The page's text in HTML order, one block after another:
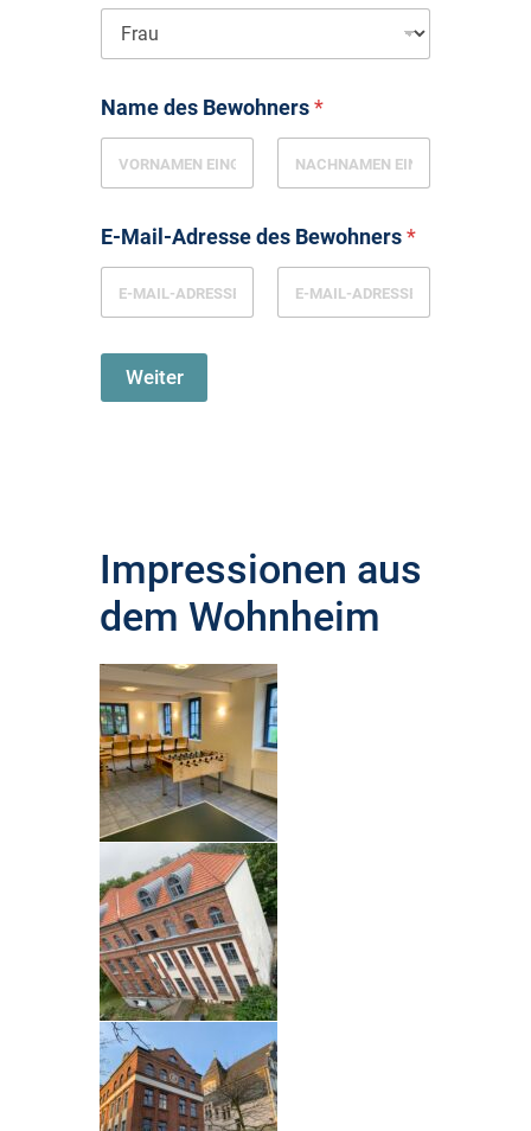
Name des Bewohners*
E-Mail-Adresse des Bewohners*
Weiter
Impressionen aus
dem Wohnheim